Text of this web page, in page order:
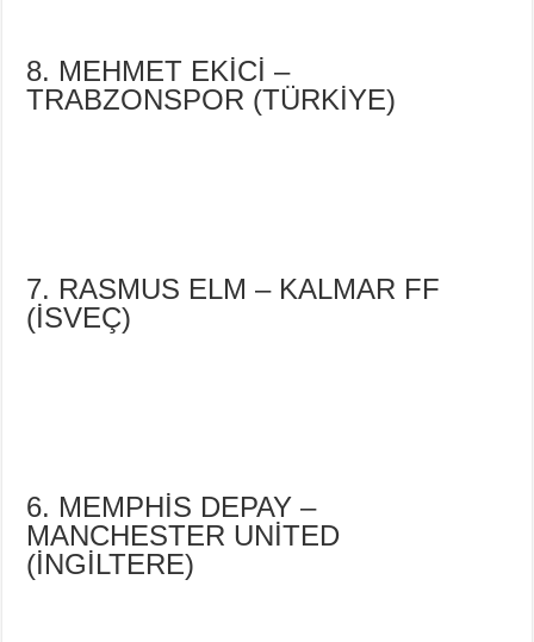
8. MEHMET EKİCİ –
TRABZONSPOR (TÜRKİYE)
7. RASMUS ELM – KALMAR FF
(İSVEÇ)
6. MEMPHİS DEPAY –
MANCHESTER UNİTED
(İNGİLTERE)